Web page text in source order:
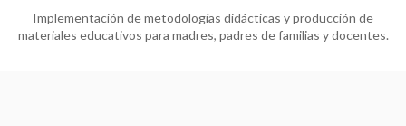
Implementación de metodologías didácticas y producción de
materiales educativos para madres, padres de familias y docentes.